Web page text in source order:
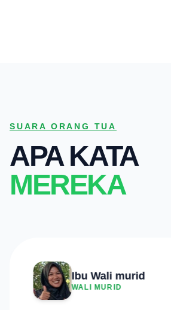
SUARA ORANG TUA
APA KATA
MEREKA
AFTA ZAIN
WALI MURID